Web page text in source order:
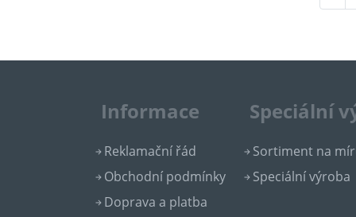
Informace
Reklamační řád
Obchodní podmínky
Doprava a platba
Speciální
Sortiment na
Speciální výroba